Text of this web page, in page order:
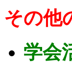
その他
学会